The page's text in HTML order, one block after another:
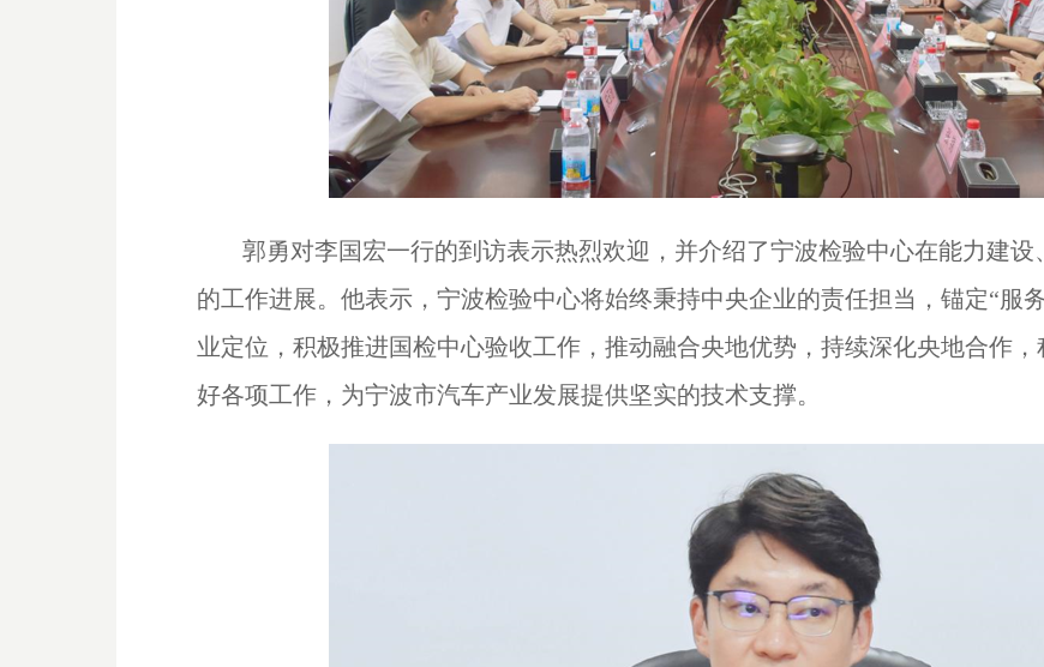
郭勇对李国宏一行的到访表示热烈欢迎，并介绍了宁波检验中心在能力建
的工作进展。他表示，宁波检验中心将始终秉持中央企业的责任担当，锚定“服
业定位，积极推进国检中心验收工作，推动融合央地优势，持续深化央地合作
好各项工作，为宁波市汽车产业发展提供坚实的技术支撑。